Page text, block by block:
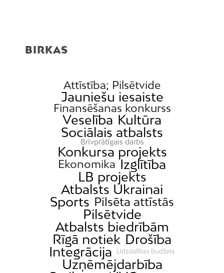
BIRKAS
Attīstība; Pilsētvide
Jauniešu iesaiste
Finansēšanas konkurss
Veselība Kultūra
Sociālais atbalsts
Brīvprātīgais darbs
Konkursa projekts
Ekonomika Izglītība
LB projekts
Atbalsts Ukrainai
Sports Pilsēta attīstās
Pilsētvide
Atbalsts biedrībām
Rīgā notiek Drošība
Integrācija
Līdzdalības budžets
Uzņēmējdarbība